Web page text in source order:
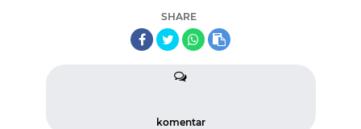
SHARE
komentar